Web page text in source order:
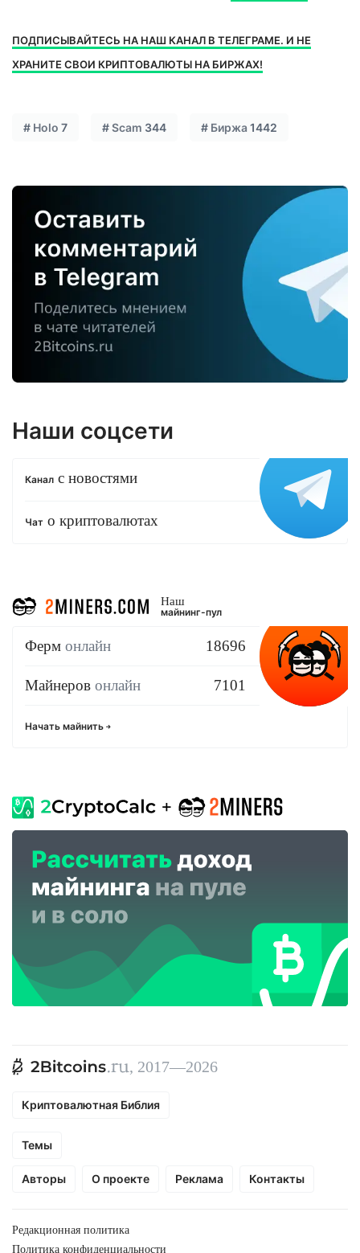
ПОДПИСЫВАЙТЕСЬ НА НАШ КАНАЛ В ТЕЛЕГРАМЕ. И НЕ
ХРАНИТЕ СВОИ КРИПТОВАЛЮТЫ НА БИРЖАХ!
# Holo 7 #Scam 344 # Биржа 1442
Наши соцсети
Канал с новостями
Чат о криптовалютах
Наш
майнинг-пул
Ферм онлайн 18696
Майнеров онлайн 7101
Начать майнить
, 2017—2026
Криптовалютная Библия
Темы
Авторы О проекте Реклама Контакты
Редакционная политика
Политика конфиденциальности